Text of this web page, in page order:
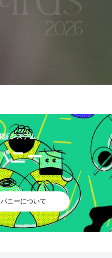
証システム
ニー
ニーについて